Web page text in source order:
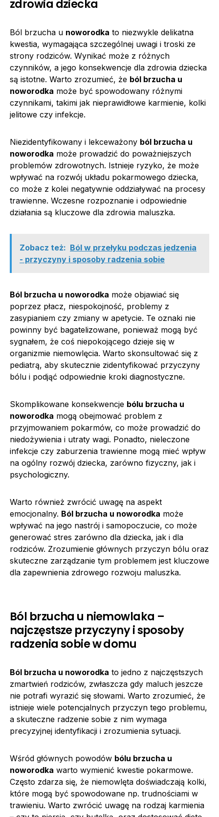
zdrowia dziecka
Ból brzucha u noworodka to niezwykle delikatna
kwestia, wymagająca szczególnej uwagi i troski ze
strony rodziców. Wynikać może z różnych
czynników, a jego konsekwencje dla zdrowia dziecka
są istotne. Warto zrozumieć, że ból brzucha u
noworodka może być spowodowany różnymi
czynnikami, takimi jak nieprawidłowe karmienie, kolki
jelitowe czy infekcje.
Niezidentyfikowany i lekceważony ból brzucha u
noworodka może prowadzić do poważniejszych
problemów zdrowotnych. Istnieje ryzyko, że może
wpływać na rozwój układu pokarmowego dziecka,
co może z kolei negatywnie oddziaływać na procesy
trawienne. Wczesne rozpoznanie i odpowiednie
działania są kluczowe dla zdrowia maluszka.
Zobacz też: Ból w przełyku podczas jedzenia
- przyczyny i sposoby radzenia sobie
Ból brzucha u noworodka może objawiać się
poprzez płacz, niespokojność, problemy z
zasypianiem czy zmiany w apetycie. Te oznaki nie
powinny być bagatelizowane, ponieważ mogą być
sygnałem, że coś niepokojącego dzieje się w
organizmie niemowlęcia. Warto skonsultować się z
pediatrą, aby skutecznie zidentyfikować przyczyny
bólu i podjąć odpowiednie kroki diagnostyczne.
Skomplikowane konsekwencje bólu brzucha u
noworodka mogą obejmować problem z
przyjmowaniem pokarmów, co może prowadzić do
niedożywienia i utraty wagi. Ponadto, nieleczone
infekcje czy zaburzenia trawienne mogą mieć wpływ
na ogólny rozwój dziecka, zarówno fizyczny, jak i
psychologiczny.
Warto również zwrócić uwagę na aspekt
emocjonalny. Ból brzucha u noworodka może
wpływać na jego nastrój i samopoczucie, co może
generować stres zarówno dla dziecka, jak i dla
rodziców. Zrozumienie głównych przyczyn bólu oraz
skuteczne zarządzanie tym problemem jest kluczowe
dla zapewnienia zdrowego rozwoju maluszka.
Ból brzucha u niemowlaka –
najczęstsze przyczyny i sposoby
radzenia sobie w domu
Ból brzucha u noworodka to jedno z najczęstszych
zmartwień rodziców, zwłaszcza gdy maluch jeszcze
nie potrafi wyrazić się słowami. Warto zrozumieć, że
istnieje wiele potencjalnych przyczyn tego problemu,
a skuteczne radzenie sobie z nim wymaga
precyzyjnej identyfikacji i zrozumienia sytuacji.
Wśród głównych powodów bólu brzucha u
noworodka warto wymienić kwestie pokarmowe.
Często zdarza się, że niemowlęta doświadczają kolki,
które mogą być spowodowane np. trudnościami w
trawieniu. Warto zwrócić uwagę na rodzaj karmienia